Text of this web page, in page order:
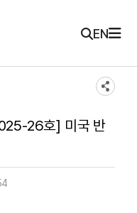
이동 EN
26호] 미국 반